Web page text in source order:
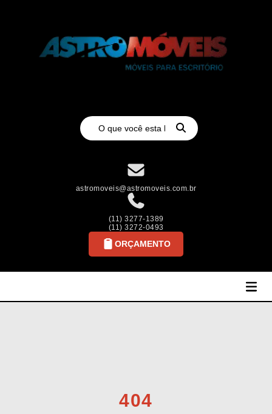
astromoveis@astromoveis.com.br
(11) 3277-1389
(11) 3272-0493
ORÇAMENTO
404